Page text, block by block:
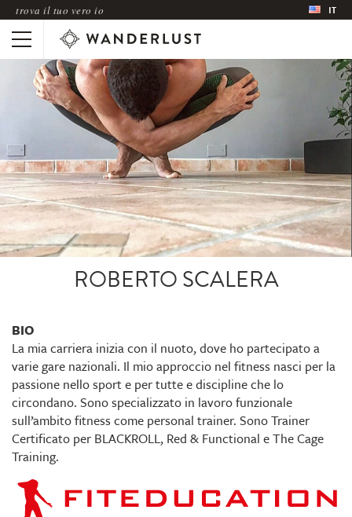
trova il tuo vero io IT
ROBERTO SCALERA
BIO
La mia carriera inizia con il nuoto, dove ho partecipato a
varie gare nazionali. Il mio approccio nel fitness nasci per la
passione nello sport e per tutte e discipline che lo
circondano. Sono specializzato in lavoro funzionale
sull’ambito fitness come personal trainer. Sono Trainer
Certificato per BLACKROLL, Red & Functional e The Cage
Training.